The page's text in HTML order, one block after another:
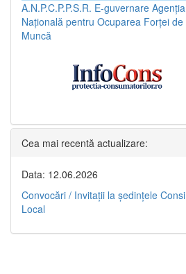
A.N.P.C.P.P.S.R. E-guvernare Agenția
Națională pentru Ocuparea Forței de
Muncă
Cea mai recentă actualizare:
Data: 12.06.2026
Convocări / Invitaţii la şedinţele
Local